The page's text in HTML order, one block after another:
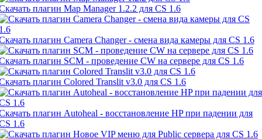
плагин Map Manager 1.2.2 для CS 1.6
плагин Camera Changer - смена вида камеры для CS 1.6
плагин SCM - проведение CW на сервере для CS 1.6
плагин Colored Translit v3.0 для CS 1.6
плагин Autoheal - восстановление HP при падении для
1.6